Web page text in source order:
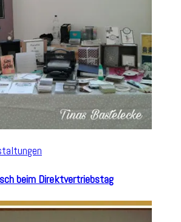
beim Direktvertriebstag